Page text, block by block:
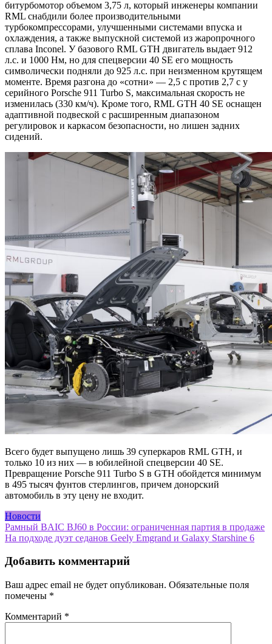
битурбомотор объемом 3,75 л, который инженеры компании
RML снабдили более производительными
турбокомпрессорами, улучшенными системами впуска и
охлаждения, а также выпускной системой из жаропрочного
сплава Inconel. У базового RML GTH двигатель выдает 912
л.с. и 1000 Нм, но для спецверсии 40 SE его мощность
символически подняли до 925 л.с. при неизменном крутящем
моменте. Время разгона до «сотни» — 2,5 с против 2,7 с у
серийного Porsche 911 Turbo S, максимальная скорость не
изменилась (330 км/ч). Кроме того, RML GTH 40 SE оснащен
адаптивной подвеской с расширенным диапазоном
регулировок и каркасом безопасности, но лишен задних
сидений.
Всего будет выпущено лишь 39 суперкаров RML GTH, и
только 10 из них — в юбилейной спецверсии 40 SE.
Превращение Porsche 911 Turbo S в GTH обойдется минимум
в 495 тысяч фунтов стерлингов, причем донорский
автомобиль в эту цену не входит.
Новости
Навигация
по
записям
Рамный BAIC BJ60 в России: ограниченная партия в продаже
На подходе дуэт седанов Geely Emgrand и Galaxy Starshine 6
Добавить комментарий
Ваш адрес email не будет опубликован. Обязательные поля
помечены *
Комментарий *